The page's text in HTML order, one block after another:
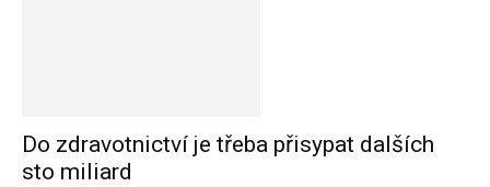
Do zdravotnictví je třeba přisypat dalších
sto miliard